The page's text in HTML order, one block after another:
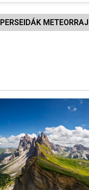
PERSEIDÁK METEORRAJ